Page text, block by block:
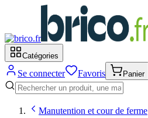
Catégories
Se connecter Favoris Panier
Manutention et cour de ferme